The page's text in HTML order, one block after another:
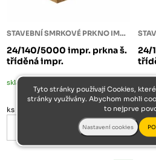
STAVEBNÍ SMRKOVÉ PRKNO IMPREGNOVANÉ
24/140/5000 impr. prkna š.
tříděná impr.
skladem
176 Kč
ks
24/
ks
Tyto stránky používají Cookies,
stránky využívány. Abychom mohli
to nejprve